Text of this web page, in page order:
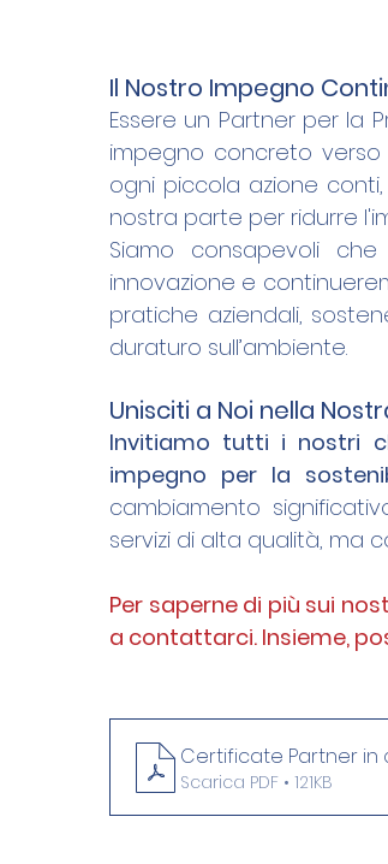
Il Nostro Impegno
Essere un Partner per la
impegno concreto verso
ogni piccola azione
nostra parte per ridurre
Siamo consapevoli
innovazione e
pratiche aziendali,
duraturo sull’ambiente.
Unisciti a Noi nella
Invitiamo tutti i nostri
impegno per la
cambiamento
servizi di alta qualità, ma
Per saperne di più sui
a contattarci. Insieme,
Certificate Partner in
Scarica PDF • 121KB